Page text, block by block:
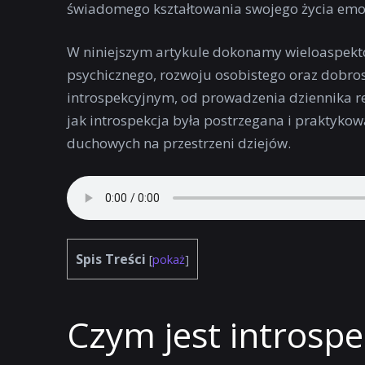
świadomego kształtowania swojego życia
W niniejszym artykule dokonamy
psychicznego, rozwoju osobistego oraz
introspekcyjnym, od prowadzenia dziennika
jak introspekcja była postrzegana i
duchowych na przestrzeni dziejów.
Spis Treści [pokaż]
Czym jest